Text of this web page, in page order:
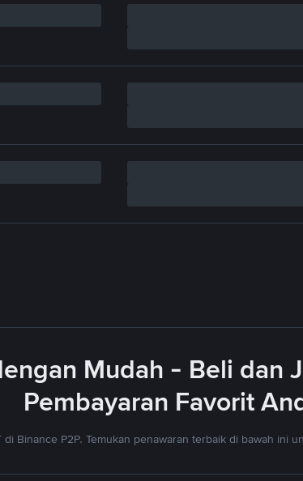
Mudah - Beli dan
Pembayaran Favorit
di Binance P2P. Temukan penawaran terbaik di bawah ini